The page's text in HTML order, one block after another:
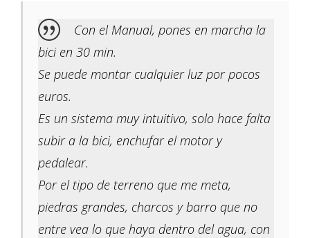
Con el Manual, pones en marcha la
bici en 30 min.
Se puede montar cualquier luz por pocos
euros.
Es un sistema muy intuitivo, solo hace falta
subir a la bici, enchufar el motor y
pedalear.
Por el tipo de terreno que me meta,
piedras grandes, charcos y barro que no
entre vea lo que haya dentro del agua, con